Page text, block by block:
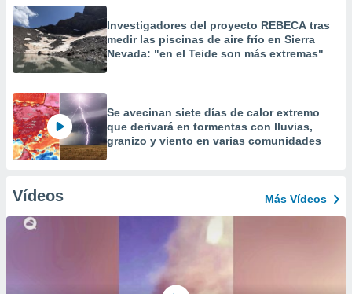
Investigadores del proyecto REBECA tras
medir las piscinas de aire frío en Sierra
Nevada: "en el Teide son más extremas"
Se avecinan siete días de calor extremo
que derivará en tormentas con lluvias,
granizo y viento en varias comunidades
Vídeos Más Vídeos